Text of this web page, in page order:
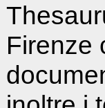
Firenze